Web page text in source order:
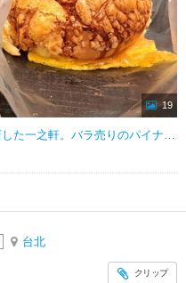
19
エッグタルト目当てで来店した一之軒。バラ売りのパイナップルケーキも購入しました ほかにもパンの品揃えが多く、ヌガークラッカーのパッケージを見ても高級感があります エッグタルトは表面の焼き目がしっかりついていて、中は
台北
クリップ